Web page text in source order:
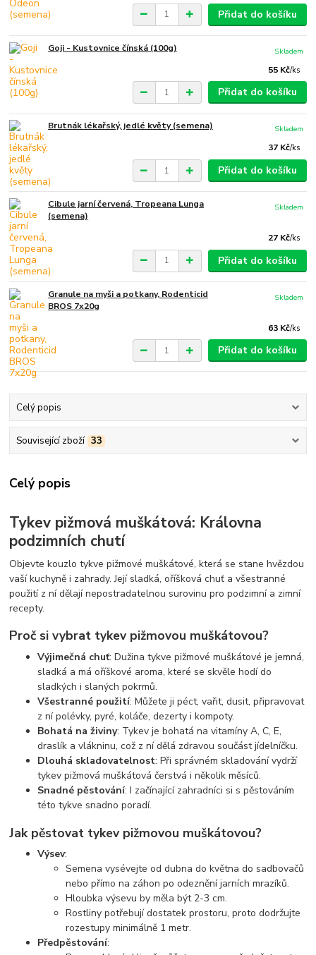
Přidat do košíku
Goji - Kustovnice čínská (100g)
55 Kč/ks
Skladem
Přidat do košíku
Brutnák lékařský, jedlé květy (semena)
37 Kč/ks
Skladem
Přidat do košíku
Cibule jarní červená, Tropeana Lunga
(semena)
27 Kč/ks
Skladem
Přidat do košíku
Granule na myši a potkany, Rodenticid
BROS 7x20g
63 Kč/ks
Skladem
Přidat do košíku
Celý popis
Související zboží 33
Celý popis
Tykev pižmová muškátová: Královna
podzimních chutí
Objevte kouzlo tykve pižmové muškátové, která se stane hvězdou
vaší kuchyně i zahrady. Její sladká, oříšková chuť a všestranné
použití z ní dělají nepostradatelnou surovinu pro podzimní a zimní
recepty.
Proč si vybrat tykev pižmovou muškátovou?
Výjimečná chuť: Dužina tykve pižmové muškátové je jemná,
sladká a má oříškové aroma, které se skvěle hodí do
sladkých i slaných pokrmů.
Všestranné použití: Můžete ji péct, vařit, dusit, připravovat
z ní polévky, pyré, koláče, dezerty i kompoty.
Bohatá na živiny: Tykev je bohatá na vitamíny A, C, E,
draslík a vlákninu, což z ní dělá zdravou součást jídelníčku.
Dlouhá skladovatelnost: Při správném skladování vydrží
tykev pižmová muškátová čerstvá i několik měsíců.
Snadné pěstování: I začínající zahradníci si s pěstováním
této tykve snadno poradí.
Jak pěstovat tykev pižmovou muškátovou?
Výsev:
Semena vysévejte od dubna do května do sadbovačů
nebo přímo na záhon po odeznění jarních mrazíků.
Hloubka výsevu by měla být 2-3 cm.
Rostliny potřebují dostatek prostoru, proto dodržujte
rozestupy minimálně 1 metr.
Předpěstování: